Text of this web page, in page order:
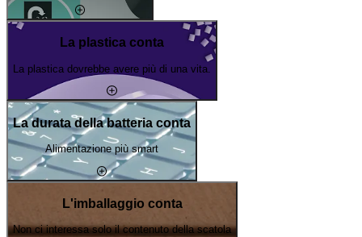
La plastica conta
La plastica dovrebbe avere più di una vita.
La durata della batteria conta
Alimentazione più smart
L'imballaggio conta
Non ci interessa solo il contenuto della scatola